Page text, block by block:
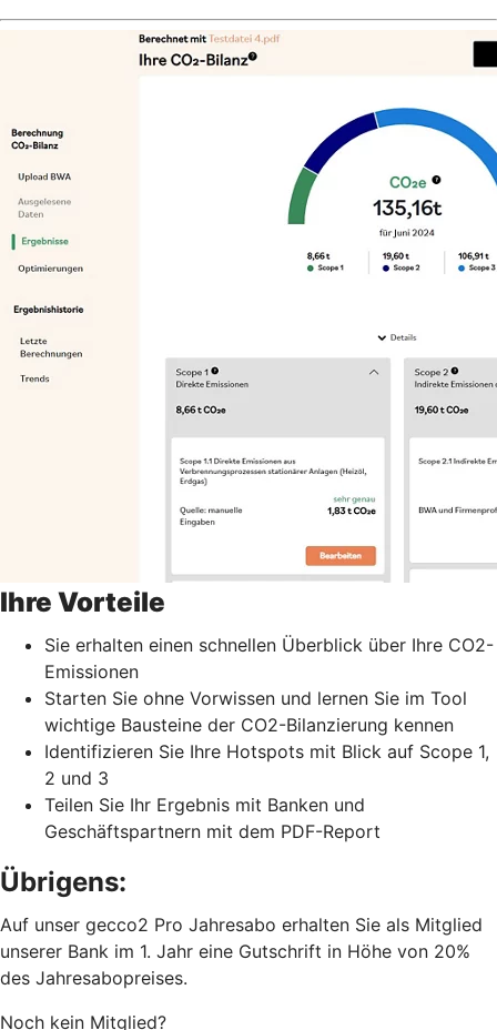
Ihre Vorteile
Sie erhalten einen schnellen Überblick über Ihre CO2-
Emissionen
Starten Sie ohne Vorwissen und lernen Sie im Tool
wichtige Bausteine der CO2-Bilanzierung kennen
Identifizieren Sie Ihre Hotspots mit Blick auf Scope 1,
2 und 3
Teilen Sie Ihr Ergebnis mit Banken und
Geschäftspartnern mit dem PDF-Report
Übrigens:
Auf unser gecco2 Pro Jahresabo erhalten Sie als Mitglied
unserer Bank im 1. Jahr eine Gutschrift in Höhe von 20%
des Jahresabopreises.
Noch kein Mitglied?